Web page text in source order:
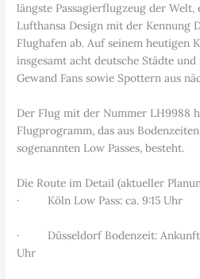
längste Passagierflugzeug der Welt,
Lufthansa Design mit der Kennung
Flughafen ab. Auf seinem heutigen
insgesamt acht deutsche Städte
Gewand Fans sowie Spottern aus
Der Flug mit der Nummer LH9988
Flugprogramm, das aus
sogenannten Low Passes, besteht.
Die Route im Detail (aktueller
· Köln Low Pass: ca. 9:15 Uhr
· Düsseldorf Bodenzeit: Ankunft
Uhr